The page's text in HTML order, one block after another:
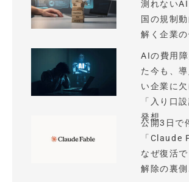
測れない
国の規制
解く企業
AIの費用
た今も、
い企業に
「入り口
発想
公開3日で
「Claude
なぜ復活
解除の裏